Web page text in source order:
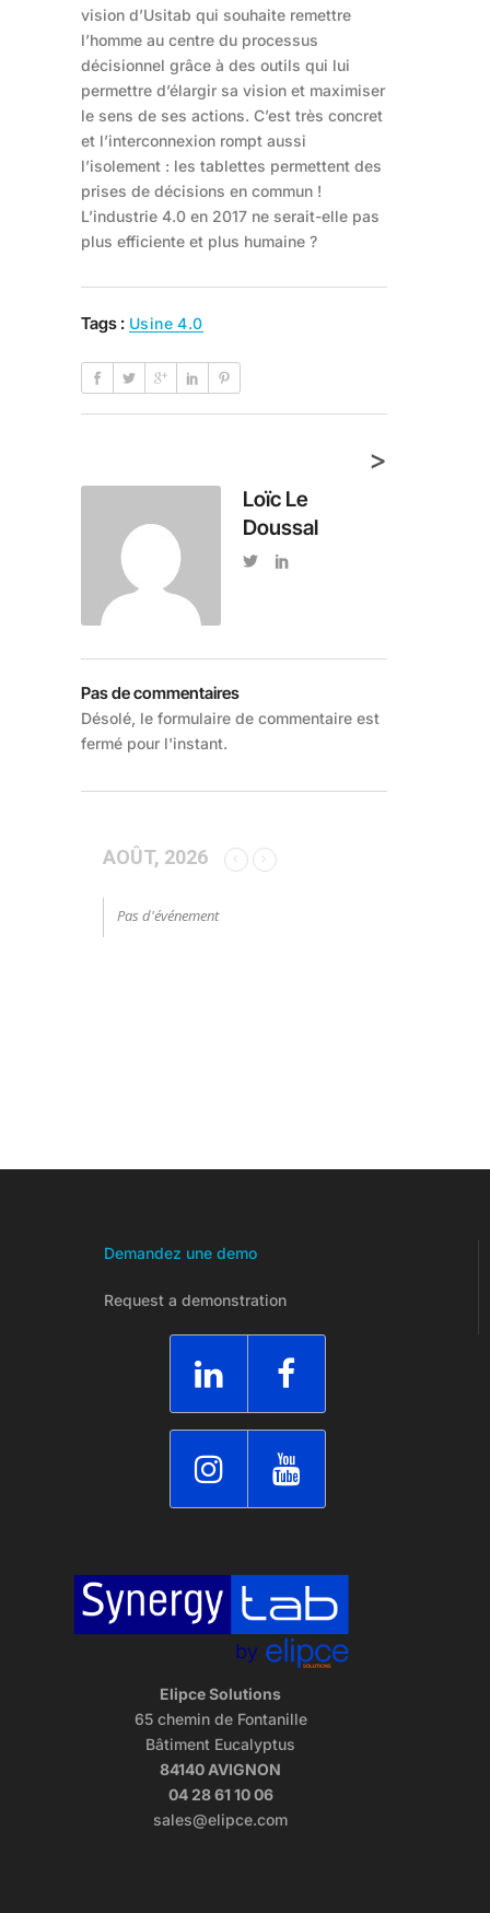
vision d’Usitab qui souhaite remettre
l’homme au centre du processus
décisionnel grâce à des outils qui lui
permettre d’élargir sa vision et maximiser
le sens de ses actions. C’est très concret
et l’interconnexion rompt aussi
l’isolement : les tablettes permettent des
prises de décisions en commun !
L’industrie 4.0 en 2017 ne serait-elle pas
plus efficiente et plus humaine ?
Tags : Usine 4.0
>
Loïc Le
Doussal
Pas de commentaires
Désolé, le formulaire de commentaire est
fermé pour l'instant.
AOÛT, 2026
Pas d'événement
Demandez une demo
Request a demonstration
Elipce Solutions
65 chemin de Fontanille
Bâtiment Eucalyptus
84140 AVIGNON
04 28 61 10 06
sales@elipce.com